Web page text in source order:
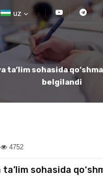
uz
ta’lim sohasida
belgilandi
4752
sohasida